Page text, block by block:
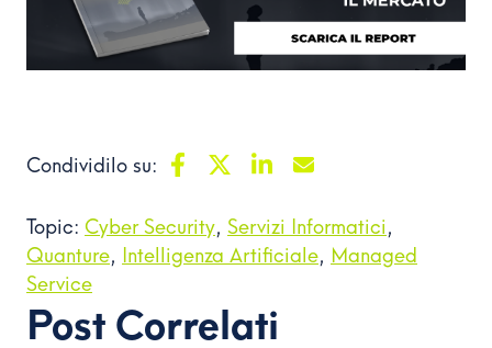
Condividilo su:
Topic: Cyber Security, Servizi Informatici,
Quanture, Intelligenza Artificiale, Managed
Service
Post Correlati